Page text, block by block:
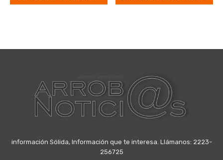
información Sólida, Información que te interesa. Llámanos: 2223-
256725